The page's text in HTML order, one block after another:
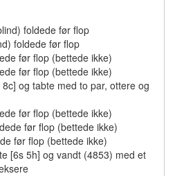
foldede før flop
foldede før flop
før flop (bettede ikke)
før flop (bettede ikke)
og tabte med to par, ottere og
før flop (bettede ikke)
før flop (bettede ikke)
før flop (bettede ikke)
[6s 5h] og vandt (4853) med et